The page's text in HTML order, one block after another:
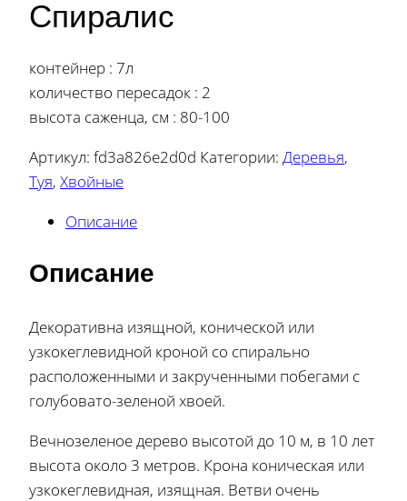
Спиралис
контейнер : 7л
количество пересадок : 2
высота саженца, см : 80-100
Артикул: fd3a826e2d0d Категории: Деревья,
Туя, Хвойные
Описание
Описание
Декоративна изящной, конической или
узкокеглевидной кроной со спирально
расположенными и закрученными побегами с
голубовато-зеленой хвоей.
Вечнозеленое дерево высотой до 10 м, в 10 лет
высота около 3 метров. Крона коническая или
узкокеглевидная, изящная. Ветви очень